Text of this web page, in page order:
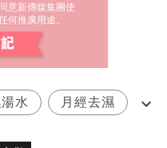
意新傳媒集團使
何推廣用途。
水 月經去濕